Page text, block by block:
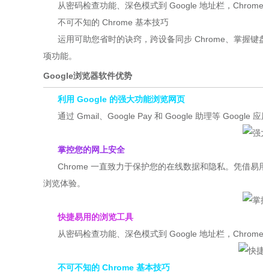
从密码检查功能、深色模式到 Google 地址栏，Chrome
不可不知的 Chrome 基本技巧
运用可助您省时的诀窍，跨设备同步 Chrome、掌握键
项功能。
Google浏览器软件优势
利用 Google 的强大功能浏览网页
通过 Gmail、Google Pay 和 Google 助理等 Google 应
掌控您的网上安全
Chrome 一直致力于保护您的在线数据和隐私。凭借易
浏览体验。
快捷易用的浏览工具
从密码检查功能、深色模式到 Google 地址栏，Chrome
不可不知的 Chrome 基本技巧